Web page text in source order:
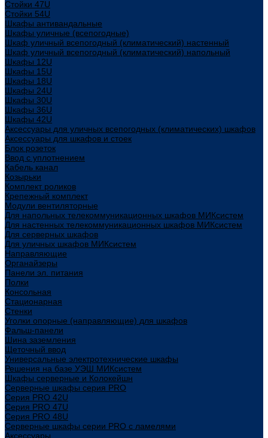
Стойки 47U
Стойки 54U
Шкафы антивандальные
Шкафы уличные (всепогодные)
Шкаф уличный всепогодный (климатический) настенный
Шкаф уличный всепогодный (климатический) напольный
Шкафы 12U
Шкафы 15U
Шкафы 18U
Шкафы 24U
Шкафы 30U
Шкафы 36U
Шкафы 42U
Аксессуары для уличных всепогодных (климатических) шкафов
Аксессуары для шкафов и стоек
Блок розеток
Ввод с уплотнением
Кабель канал
Козырьки
Комплект роликов
Крепежный комплект
Модули вентиляторные
Для напольных телекоммуникационных шкафов МИКсистем
Для настенных телекоммуникационных шкафов МИКсистем
Для серверных шкафов
Для уличных шкафов МИКсистем
Направляющие
Органайзеры
Панели эл. питания
Полки
Консольная
Стационарная
Стенки
Уголки опорные (направляющие) для шкафов
Фальш-панели
Шина заземления
Щеточный ввод
Универсальные электротехнические шкафы
Решения на базе УЭШ МИКсистем
Шкафы серверные и Колокейшн
Серверные шкафы серия PRO
Серия PRO 42U
Серия PRO 47U
Серия PRO 48U
Серверные шкафы серии PRO с ламелями
Аксессуары